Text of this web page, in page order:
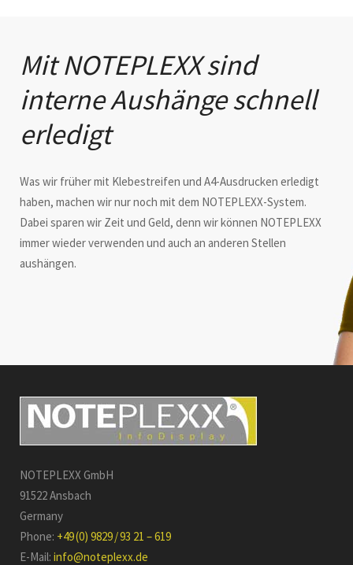
Mit NOTEPLEXX sind
interne Aushänge schnell
erledigt
Was wir früher mit Klebestreifen und A4-Ausdrucken erledigt
haben, machen wir nur noch mit dem NOTEPLEXX-System.
Dabei sparen wir Zeit und Geld, denn wir können NOTEPLEXX
immer wieder verwenden und auch an anderen Stellen
aushängen.
NOTEPLEXX GmbH
91522 Ansbach
Germany
Phone: +49 (0) 9829 / 93 21 – 619
E-Mail: info@noteplexx.de